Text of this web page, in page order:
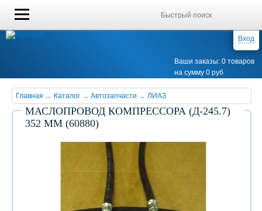
Вход
Ваши заказы: 0 товаров
на сумму 0 руб
Главная → Каталог → Автозапчасти → ЛИАЗ
МАСЛОПРОВОД КОМПРЕССОРА (Д-245.7)
352 ММ (60880)